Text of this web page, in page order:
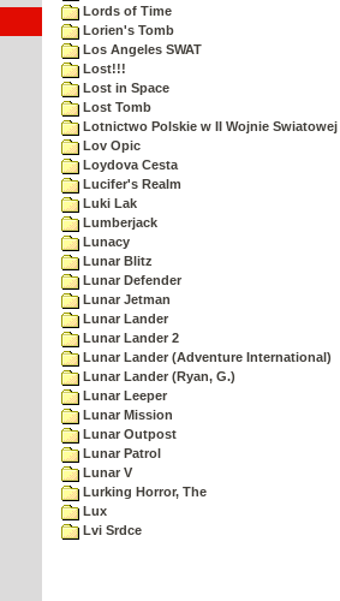
Lords of Time
Lorien's Tomb
Los Angeles SWAT
Lost!!!
Lost in Space
Lost Tomb
Lotnictwo Polskie w II Wojnie Swiatowej
Lov Opic
Loydova Cesta
Lucifer's Realm
Luki Lak
Lumberjack
Lunacy
Lunar Blitz
Lunar Defender
Lunar Jetman
Lunar Lander
Lunar Lander 2
Lunar Lander (Adventure International)
Lunar Lander (Ryan, G.)
Lunar Leeper
Lunar Mission
Lunar Outpost
Lunar Patrol
Lunar V
Lurking Horror, The
Lux
Lvi Srdce